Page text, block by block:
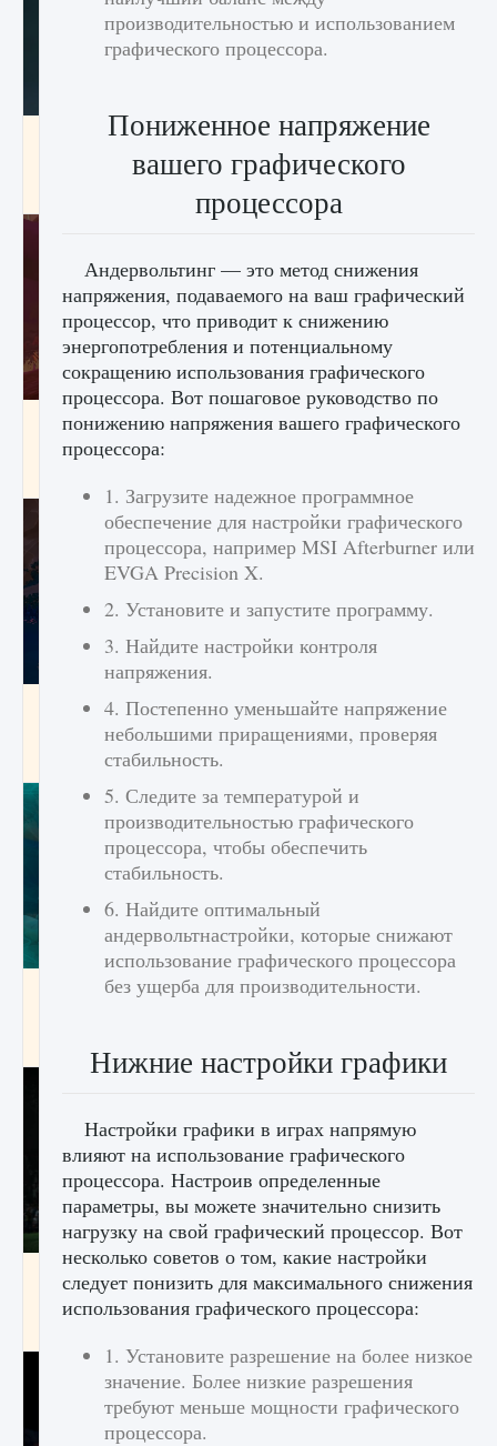
Как проверить статус сервера Delta Force
Как приручить существ джунглей Нари в
игре Creatures of Ava
Как разблокировать заклинание Крист в
Creatures of Ava
9 августа 2024
Как приручить существ из степей Тамура в
Как исправить ошибку EA FC 25 beta,
которая не работает
производительностью и использованием
графического процессора.
Пониженное напряжение
вашего графического
процессора
Андервольтинг — это метод снижения
напряжения, подаваемого на ваш графический
процессор, что приводит к снижению
энергопотребления и потенциальному
сокращению использования графического
процессора. Вот пошаговое руководство по
понижению напряжения вашего графического
процессора:
1. Загрузите надежное программное
обеспечение для настройки графического
процессора, например MSI Afterburner или
EVGA Precision X.
2. Установите и запустите программу.
3. Найдите настройки контроля
напряжения.
4. Постепенно уменьшайте напряжение
небольшими приращениями, проверяя
стабильность.
5. Следите за температурой и
производительностью графического
процессора, чтобы обеспечить
стабильность.
6. Найдите оптимальный
андервольтнастройки, которые снижают
использование графического процессора
без ущерба для производительности.
Нижние настройки графики
Настройки графики в играх напрямую
влияют на использование графического
процессора. Настроив определенные
параметры, вы можете значительно снизить
нагрузку на свой графический процессор. Вот
несколько советов о том, какие настройки
следует понизить для максимального снижения
использования графического процессора:
1. Установите разрешение на более низкое
значение. Более низкие разрешения
требуют меньше мощности графического
процессора.